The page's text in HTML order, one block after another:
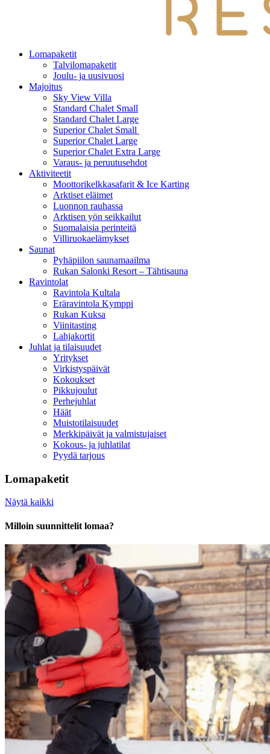
Lomapaketit
Talvilomapaketit
Joulu- ja uusivuosi
Majoitus
Sky View Villa
Standard Chalet Small
Standard Chalet Large
Superior Chalet Small
Superior Chalet Large
Superior Chalet Extra Large
Varaus- ja peruutusehdot
Aktiviteetit
Moottorikelkkasafarit & Ice Karting
Arktiset eläimet
Luonnon rauhassa
Arktisen yön seikkailut
Suomalaisia perinteitä
Villiruokaelämykset
Saunat
Pyhäpiilon saunamaailma
Rukan Salonki Resort – Tähtisauna
Ravintolat
Ravintola Kultala
Eräravintola Kymppi
Rukan Kuksa
Viinitasting
Lahjakortit
Juhlat ja tilaisuudet
Yritykset
Virkistyspäivät
Kokoukset
Pikkujoulut
Perhejuhlat
Häät
Muistotilaisuudet
Merkkipäivät ja valmistujaiset
Kokous- ja juhlatilat
Pyydä tarjous
Lomapaketit
Näytä kaikki
Milloin suunnittelit lomaa?